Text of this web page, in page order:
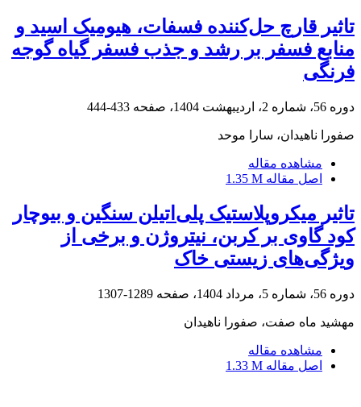
تاثیر قارچ حل‌کننده فسفات، هیومیک اسید و
منابع فسفر بر رشد و جذب فسفر گیاه گوجه
فرنگی
دوره 56، شماره 2، اردیبهشت 1404، صفحه 433-444
صفورا ناهیدان، سارا موحد
مشاهده مقاله
اصل مقاله 1.35 M
تاثیر میکروپلاستیک پلی‌اتیلن سنگین و بیوچار
کود گاوی بر کربن، نیتروژن و برخی از
ویژگی‌های زیستی خاک
دوره 56، شماره 5، مرداد 1404، صفحه 1289-1307
مهشید ماه صفت، صفورا ناهیدان
مشاهده مقاله
اصل مقاله 1.33 M